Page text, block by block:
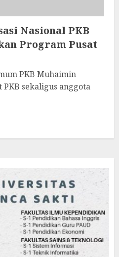
Nasional PKB
Program Pusat
PKB Muhaimin
sekaligus anggota